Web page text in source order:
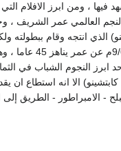
فيها ، ومن ابرز الافلام
العالمي عمر
الذي انتجه وقام ببطولته
في دور العرض حتى
النجوم الشباب في
الا انه استطاع ان
- الامبراطور - الطريق إلى